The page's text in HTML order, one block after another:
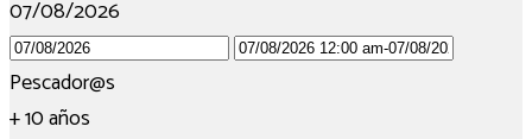
07/08/2026
Pescador@s
+ 10 años